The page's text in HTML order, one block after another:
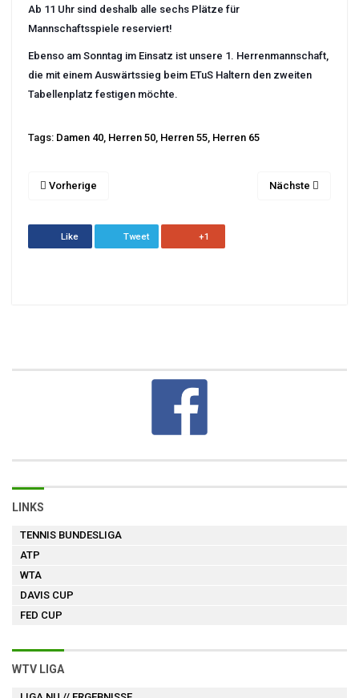
Ab 11 Uhr sind deshalb alle sechs Plätze für
Mannschaftsspiele reserviert!
Ebenso am Sonntag im Einsatz ist unsere 1. Herrenmannschaft,
die mit einem Auswärtssieg beim ETuS Haltern den zweiten
Tabellenplatz festigen möchte.
Tags: Damen 40, Herren 50, Herren 55, Herren 65
Vorherige Nächste
Like Tweet +1
LINKS
TENNIS BUNDESLIGA
ATP
WTA
DAVIS CUP
FED CUP
WTV LIGA